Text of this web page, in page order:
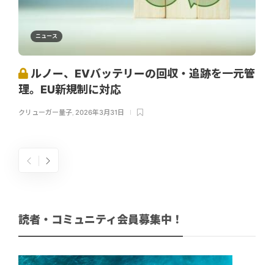
ニュース
ルノー、EVバッテリーの回収・追跡を一元管
理。EU新規制に対応
クリューガー量子 2026年3月31日
読者・コミュニティ会員募集中！